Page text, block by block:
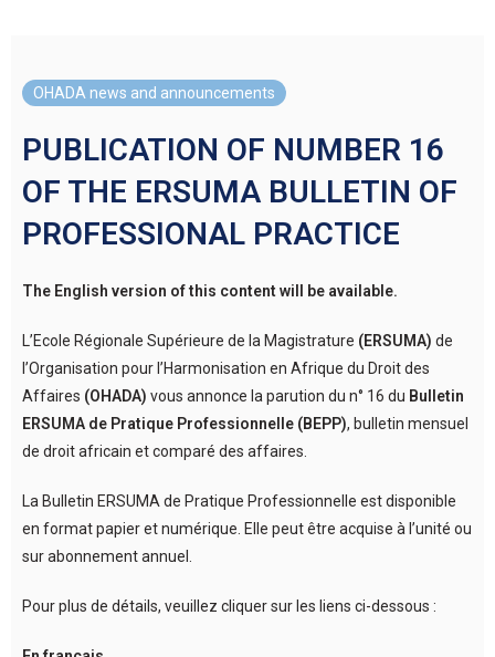
OHADA news and announcements
PUBLICATION OF NUMBER 16
OF THE ERSUMA BULLETIN OF
PROFESSIONAL PRACTICE
The English version of this content will be available.
L’Ecole Régionale Supérieure de la Magistrature (ERSUMA) de
l’Organisation pour l’Harmonisation en Afrique du Droit des
Affaires (OHADA) vous annonce la parution du n° 16 du Bulletin
ERSUMA de Pratique Professionnelle (BEPP), bulletin mensuel
de droit africain et comparé des affaires.
La Bulletin ERSUMA de Pratique Professionnelle est disponible
en format papier et numérique. Elle peut être acquise à l’unité ou
sur abonnement annuel.
Pour plus de détails, veuillez cliquer sur les liens ci-dessous :